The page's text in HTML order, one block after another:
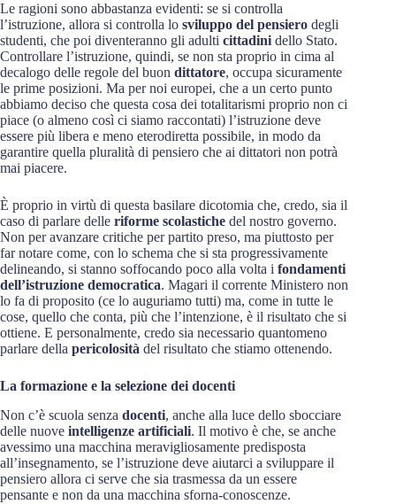
Le ragioni sono abbastanza evidenti: se si controlla
l’istruzione, allora si controlla lo sviluppo del pensiero degli
studenti, che poi diventeranno gli adulti cittadini dello Stato.
Controllare l’istruzione, quindi, se non sta proprio in cima al
decalogo delle regole del buon dittatore, occupa sicuramente
le prime posizioni. Ma per noi europei, che a un certo punto
abbiamo deciso che questa cosa dei totalitarismi proprio non ci
piace (o almeno così ci siamo raccontati) l’istruzione deve
essere più libera e meno eterodiretta possibile, in modo da
garantire quella pluralità di pensiero che ai dittatori non potrà
mai piacere.
È proprio in virtù di questa basilare dicotomia che, credo, sia il
caso di parlare delle riforme scolastiche del nostro governo.
Non per avanzare critiche per partito preso, ma piuttosto per
far notare come, con lo schema che si sta progressivamente
delineando, si stanno soffocando poco alla volta i fondamenti
dell’istruzione democratica. Magari il corrente Ministero non
lo fa di proposito (ce lo auguriamo tutti) ma, come in tutte le
cose, quello che conta, più che l’intenzione, è il risultato che si
ottiene. E personalmente, credo sia necessario quantomeno
parlare della pericolosità del risultato che stiamo ottenendo.
La formazione e la selezione dei docenti
Non c’è scuola senza docenti, anche alla luce dello sbocciare
delle nuove intelligenze artificiali. Il motivo è che, se anche
avessimo una macchina meravigliosamente predisposta
all’insegnamento, se l’istruzione deve aiutarci a sviluppare il
pensiero allora ci serve che sia trasmessa da un essere
pensante e non da una macchina sforna-conoscenze.